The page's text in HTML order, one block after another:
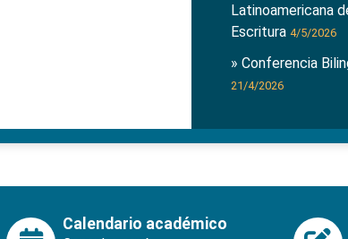
Latinoamericana
Escritura 4/5/2026
» Conferencia
21/4/2026
Calendario académico